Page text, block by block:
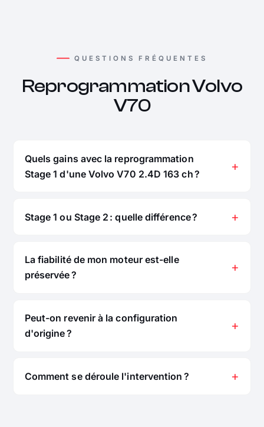
QUESTIONS FRÉQUENTES
Reprogrammation Volvo
V70
Quels gains avec la reprogrammation
Stage 1 d'une Volvo V70 2.4D 163 ch ?
Stage 1 ou Stage 2 : quelle différence ?
La fiabilité de mon moteur est-elle
préservée ?
Peut-on revenir à la configuration
d'origine ?
Comment se déroule l'intervention ?